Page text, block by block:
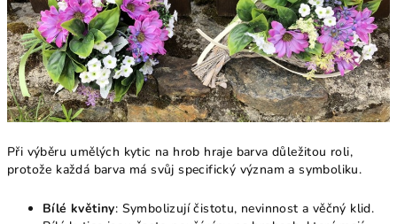
Při výběru umělých kytic na hrob hraje barva důležitou roli,
protože každá barva má svůj specifický význam a symboliku.
Bílé květiny: Symbolizují čistotu, nevinnost a věčný klid.